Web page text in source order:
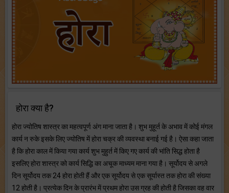
होरा क्या है?
होरा ज्योतिष शास्त्र का महत्वपूर्ण अंग माना जाता है। शुभ मुहूर्त के अभाव में कोई मंगल
कार्य न रुके इसके लिए ज्योतिष में होरा चक्र की व्यवस्था बनाई गई है। ऐसा कहा जाता
है कि होरा काल में किया गया कार्य शुभ मुहुर्त में किए गए कार्य की भांति सिद्ध होता है
इसलिए होरा शास्त्र को कार्य सिद्धि का अचूक माध्यम माना गया है। सूर्योदय से अगले
दिन सूर्योदय तक 24 होरा होती हैं और एक सूर्योदय से एक सूर्यास्त तक होरा की संख्या
12 होती है। प्रत्येक दिन के प्रारंभ में प्रथम होरा उस ग्रह की होती है जिसका वह वार